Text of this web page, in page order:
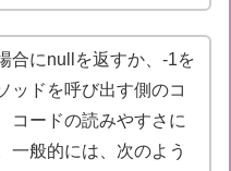
合にnullを返すか、-1を
ッドを呼び出す側のコ
コードの読みやすさに
一般的には、次のよう